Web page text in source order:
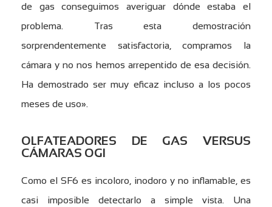
de gas conseguimos averiguar dónde estaba el
problema. Tras esta demostración
sorprendentemente satisfactoria, compramos la
cámara y no nos hemos arrepentido de esa decisión.
Ha demostrado ser muy eficaz incluso a los pocos
meses de uso».
OLFATEADORES DE GAS VERSUS
CÁMARAS OGI
Como el SF6 es incoloro, inodoro y no inflamable, es
casi imposible detectarlo a simple vista. Una